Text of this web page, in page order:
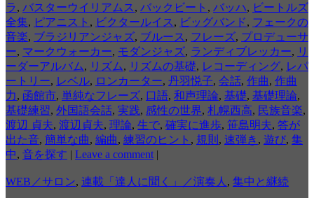
ラ, バスターウイリアムス , バックビート , バッハ, ビートルズ
全集, ピアニスト , ビクタールイス , ビッグバンド, フェークの
音楽, ブラジリアンジャズ, ブルース , フレーズ, プロデューサ
ー, マークウォーカー, モダンジャズ, ランディブレッカー, リ
ーダーアルバム, リズム, リズムの基礎, レコーディング, レパ
ートリー, レベル, ロンカーター, 丹羽悦子, 会話, 作曲, 作曲
力, 函館市, 単純なフレーズ, 口語, 和声理論, 基礎, 基礎理論,
基礎練習, 外国語会話, 実践, 感性の世界, 札幌西高, 民族音楽,
渡辺 貞夫, 渡辺貞夫, 理論, 生で, 確実に進歩, 笹島明夫, 答が
出た音, 簡単な曲, 編曲, 練習のヒント , 規則 , 速弾き , 遊び, 集
中, 音を探す | Leave a comment |
WEB／サロン, 連載「達人に聞く」／演奏人 , 集中と継続